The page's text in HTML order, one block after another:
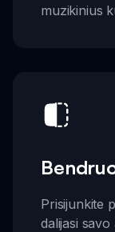
muzikinius
Prisijunkite
dalijasi